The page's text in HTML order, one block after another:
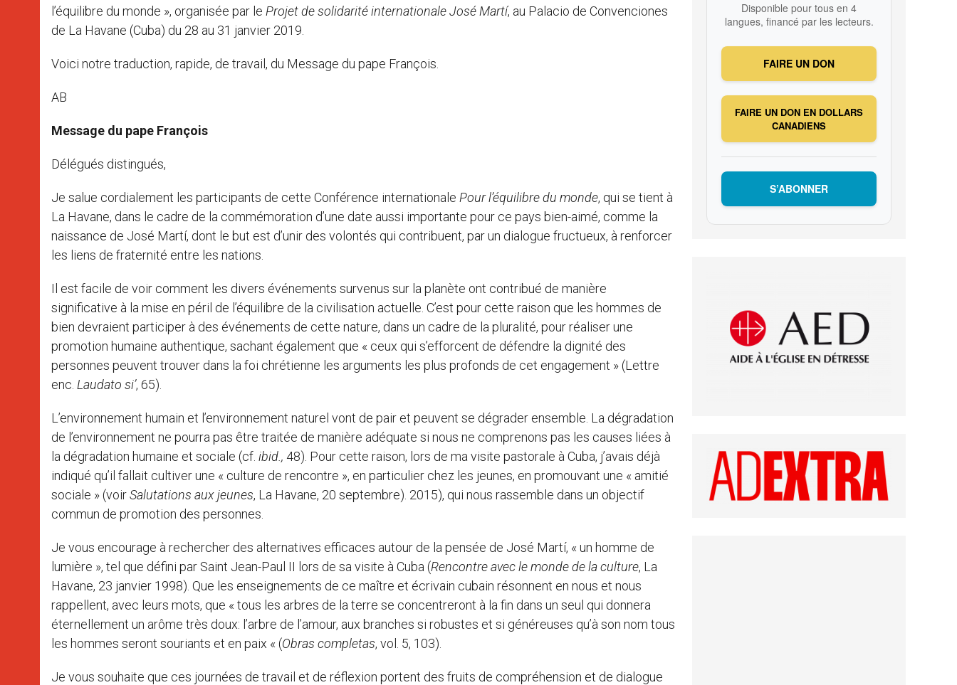
l’équilibre du monde », organisée par le Projet de solidarité internationale José Martí, au Palacio de Convenciones
de La Havane (Cuba) du 28 au 31 janvier 2019.
Voici notre traduction, rapide, de travail, du Message du pape François.
AB
Message du pape François
Délégués distingués,
Je salue cordialement les participants de cette Conférence internationale Pour l’équilibre du monde, qui se tient à
La Havane, dans le cadre de la commémoration d’une date aussi importante pour ce pays bien-aimé, comme la
naissance de José Martí, dont le but est d’unir des volontés qui contribuent, par un dialogue fructueux, à renforcer
les liens de fraternité entre les nations.
Il est facile de voir comment les divers événements survenus sur la planète ont contribué de manière
significative à la mise en péril de l’équilibre de la civilisation actuelle. C’est pour cette raison que les hommes de
bien devraient participer à des événements de cette nature, dans un cadre de la pluralité, pour réaliser une
promotion humaine authentique, sachant également que « ceux qui s’efforcent de défendre la dignité des
personnes peuvent trouver dans la foi chrétienne les arguments les plus profonds de cet engagement » (Lettre
enc. Laudato si’, 65).
L’environnement humain et l’environnement naturel vont de pair et peuvent se dégrader ensemble. La dégradation
de l’environnement ne pourra pas être traitée de manière adéquate si nous ne comprenons pas les causes liées à
la dégradation humaine et sociale (cf. ibid., 48). Pour cette raison, lors de ma visite pastorale à Cuba, j’avais déjà
indiqué qu’il fallait cultiver une « culture de rencontre », en particulier chez les jeunes, en promouvant une « amitié
sociale » (voirSalutations aux jeunes, La Havane, 20 septembre). 2015), qui nous rassemble dans un objectif
commun de promotion des personnes.
Je vous encourage à rechercher des alternatives efficaces autour de la pensée de José Martí, « un homme de
lumière », tel que défini par Saint Jean-Paul II lors de sa visite à Cuba (Rencontre avec le monde de la culture, La
Havane, 23 janvier 1998). Que les enseignements de ce maître et écrivain cubain résonnent en nous et nous
rappellent, avec leurs mots, que « tous les arbres de la terre se concentreront à la fin dans un seul qui donnera
éternellement un arôme très doux: l’arbre de l’amour, aux branches si robustes et si généreuses qu’à son nom tous
les hommes seront souriants et en paix « (Obras completas, vol. 5, 103).
Je vous souhaite que ces journées de travail et de réflexion portent des fruits de compréhension et de dialogue
Disponible pour tous en 4
langues, financé par les lecteurs.
FAIRE UN DON
FAIRE UN DON EN DOLLARS
CANADIENS
S’ABONNER